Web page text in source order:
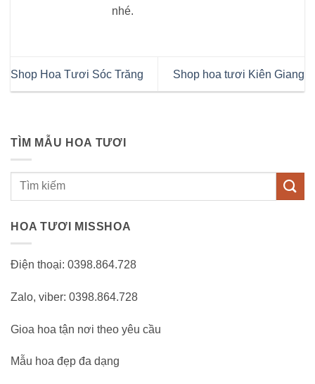
nhé.
Shop Hoa Tươi Sóc Trăng Shop hoa tươi Kiên Giang
TÌM MẪU HOA TƯƠI
Tìm
HOA TƯƠI MISSHOA
Điện thoại: 0398.864.728
Zalo, viber: 0398.864.728
Gioa hoa tận nơi theo yêu cầu
Mẫu hoa đẹp đa dạng